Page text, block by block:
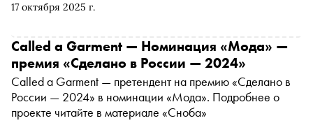
17 октября 2025 г.
теплу». Объёмные силуэты с плавными линиями
как для городской среды, так и для отдыха на природе.
Специально для «Сноба» Сергей и Екатерина
Булгаковы выбрали пять вещей, которые можно считать
по-настоящему знаковыми
Called a Garment — Номинация «Мода» —
премия «Сделано в России — 2024»
Called a Garment — претендент на премию «Сделано в
России — 2024» в номинации «Мода». Подробнее о
проекте читайте в материале «Сноба»